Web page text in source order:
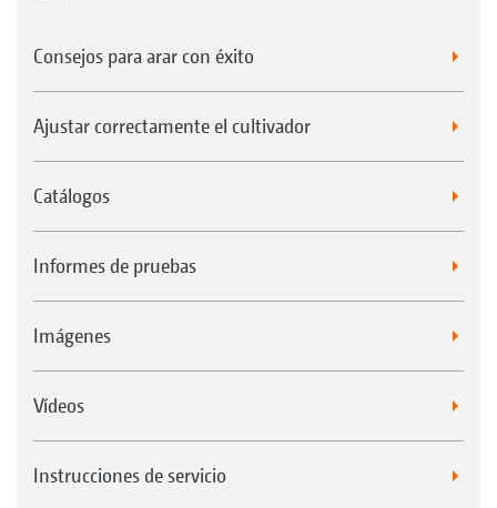
Consejos para arar con éxito
Ajustar correctamente el cultivador
Catálogos
Informes de pruebas
Imágenes
Vídeos
Instrucciones de servicio